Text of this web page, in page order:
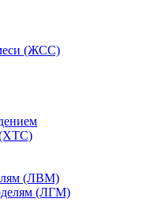
(ЖСС)
(ХТС)
(ЛВМ)
(ЛГМ)